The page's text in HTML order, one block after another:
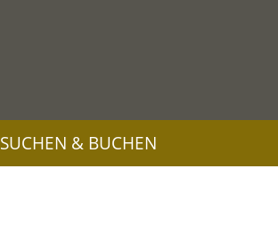
SUCHEN & BUCHEN